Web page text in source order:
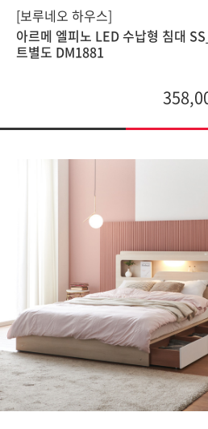
[보루네오 하우스]
아르메 엘피노 LED 수납형 침대
트별도 DM1881